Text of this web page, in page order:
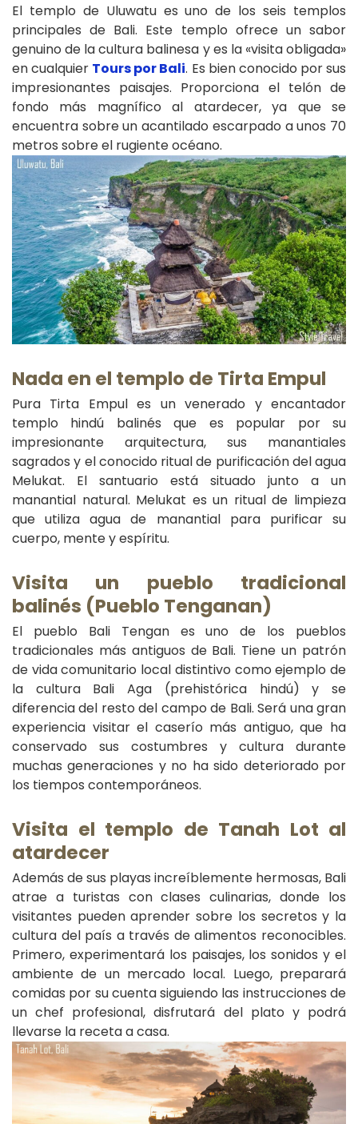
El templo de Uluwatu es uno de los seis templos
principales de Bali. Este templo ofrece un sabor
genuino de la cultura balinesa y es la «visita obligada»
en cualquier Tours por Bali. Es bien conocido por sus
impresionantes paisajes. Proporciona el telón de
fondo más magnífico al atardecer, ya que se
encuentra sobre un acantilado escarpado a unos 70
metros sobre el rugiente océano.
Nada en el templo de Tirta Empul
Pura Tirta Empul es un venerado y encantador
templo hindú balinés que es popular por su
impresionante arquitectura, sus manantiales
sagrados y el conocido ritual de purificación del agua
Melukat. El santuario está situado junto a un
manantial natural. Melukat es un ritual de limpieza
que utiliza agua de manantial para purificar su
cuerpo, mente y espíritu.
Visita un pueblo tradicional
balinés (Pueblo Tenganan)
El pueblo Bali Tengan es uno de los pueblos
tradicionales más antiguos de Bali. Tiene un patrón
de vida comunitario local distintivo como ejemplo de
la cultura Bali Aga (prehistórica hindú) y se
diferencia del resto del campo de Bali. Será una gran
experiencia visitar el caserío más antiguo, que ha
conservado sus costumbres y cultura durante
muchas generaciones y no ha sido deteriorado por
los tiempos contemporáneos.
Visita el templo de Tanah Lot al
atardecer
Además de sus playas increíblemente hermosas, Bali
atrae a turistas con clases culinarias, donde los
visitantes pueden aprender sobre los secretos y la
cultura del país a través de alimentos reconocibles.
Primero, experimentará los paisajes, los sonidos y el
ambiente de un mercado local. Luego, preparará
comidas por su cuenta siguiendo las instrucciones de
un chef profesional, disfrutará del plato y podrá
llevarse la receta a casa.